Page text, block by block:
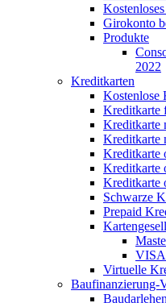
Girokonto
Produkte
2022
Kreditkarten
Kostenlose
Kreditkarte
Kreditkarte
Kreditkarte
Kreditkarte
Kreditkarte
Kreditkarte
Schwarze
Prepaid
VISA
Virtuelle
Baufinanzierung-
Baudarlehen